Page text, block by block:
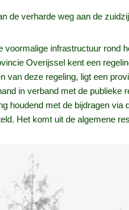
de verharde weg aan de
voormalige infrastructuur rond
Overijssel kent een
van deze regeling, ligt een
in verband met de publieke
houdend met de bijdragen via
Het komt uit de algemene